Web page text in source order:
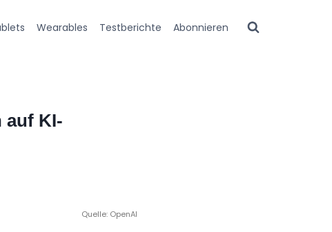
Wearables Testberichte Abonnieren
auf KI-
Quelle: OpenAI